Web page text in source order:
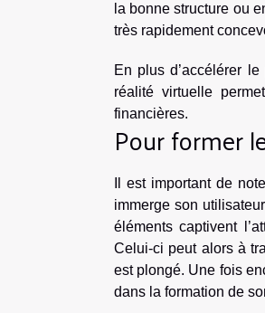
la bonne structure ou
très rapidement
En plus d’accélérer
réalité virtuelle
financières.
Pour former
Il est important de
immerge son
éléments captivent
Celui-ci peut alors à
est plongé. Une fois
dans la formation de